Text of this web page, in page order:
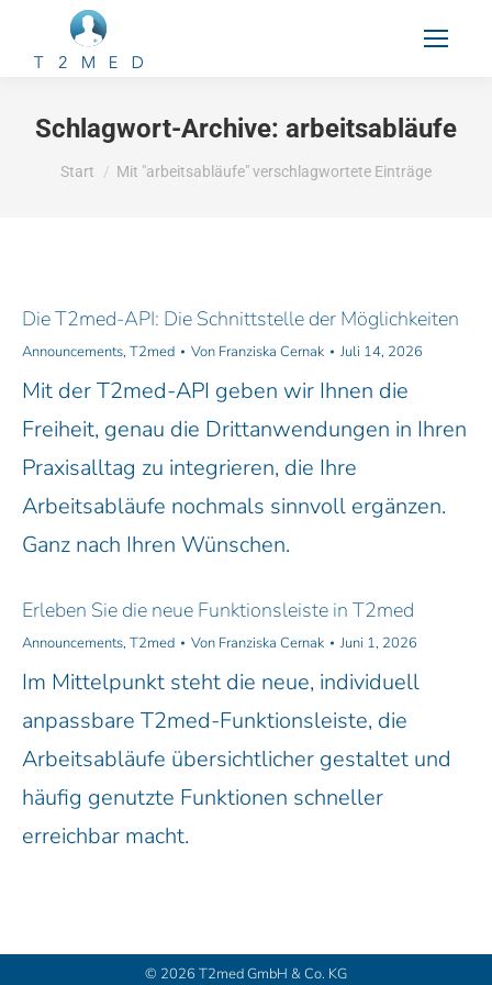
Schlagwort-Archive: arbeitsabläufe
Sie befinden sich hier:
Start Mit "arbeitsabläufe" verschlagwortete Einträge
Die T2med-API: Die Schnittstelle der Möglichkeiten
Announcements, T2med Von Franziska Cernak Juli 14, 2026
Mit der T2med-API geben wir Ihnen die
Freiheit, genau die Drittanwendungen in Ihren
Praxisalltag zu integrieren, die Ihre
Arbeitsabläufe nochmals sinnvoll ergänzen.
Ganz nach Ihren Wünschen.
Erleben Sie die neue Funktionsleiste in T2med
Announcements, T2med Von Franziska Cernak Juni 1, 2026
Im Mittelpunkt steht die neue, individuell
anpassbare T2med-Funktionsleiste, die
Arbeitsabläufe übersichtlicher gestaltet und
häufig genutzte Funktionen schneller
erreichbar macht.
© 2026 T2med GmbH & Co. KG